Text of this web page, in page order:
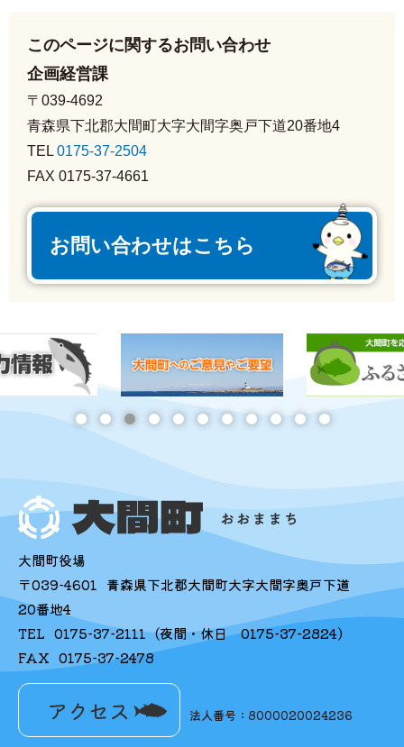
このページに関するお問い合わせ
企画経営課
〒039-4692
青森県下北郡大間町大字大間字奥戸下道20番地4
TEL 0175-37-2504
FAX 0175-37-4661
お問い合わせはこちら
大間町役場
〒039-4601 青森県下北郡大間町大字大間字奥戸下道
20番地4
TEL 0175-37-2111 (夜間・休日0175-37-2824)
FAX 0175-37-2478
アクセス 法人番号：8000020024236